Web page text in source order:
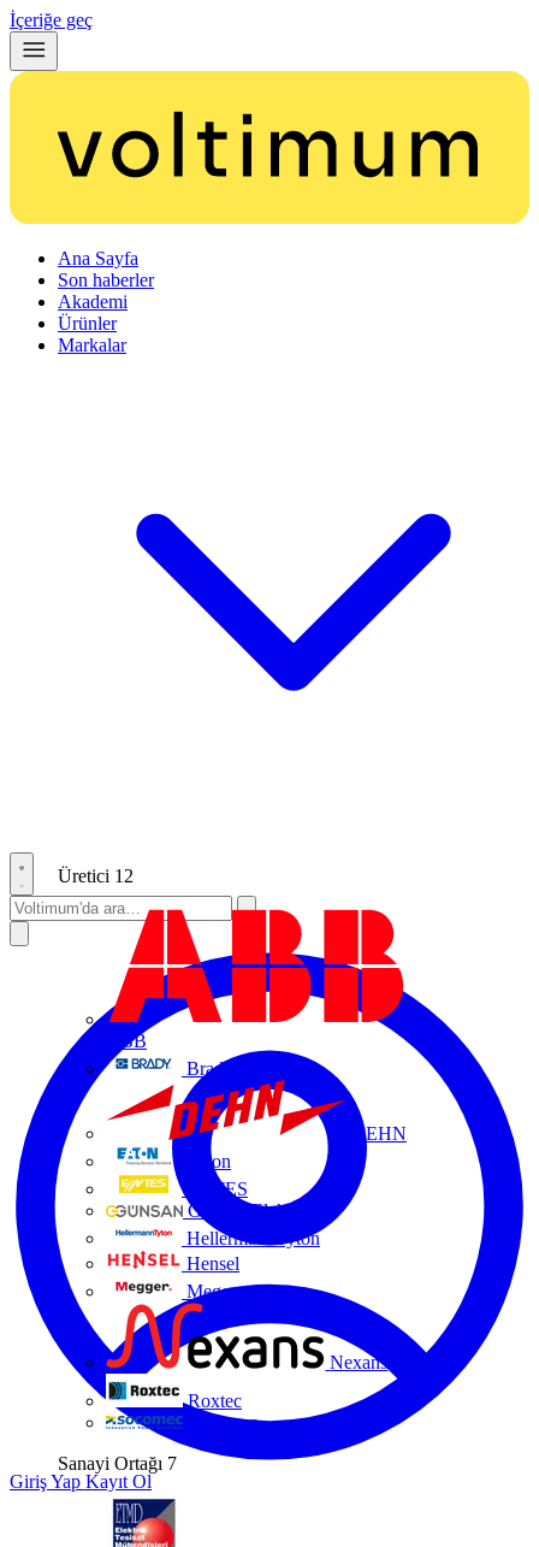
İçeriğe geç
Ana Sayfa
Son haberler
Akademi
Ürünler
Markalar
Üretici 12
ABB
Brady
DEHN
Eaton
ENTES
Günsan Elektrik
HellermannTyton
Hensel
Megger
Nexans
Roxtec
Socomec
Sanayi Ortağı 7
Giriş Yap Kayıt Ol